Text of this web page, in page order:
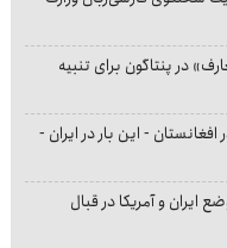
در پنتاگون برای تنبیه
افغانستان - این بار در ایران -
ایران و آمریکا در قبال